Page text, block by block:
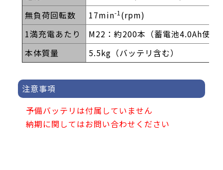
無負荷回転数
17min-1 (rpm)
1満充電あたり
M22：約200本（蓄電池4.0Ah使用
本体質量
5.5kg（バッテリ含む）
注意事項
予備バッテリは付属していません
納期に関してはお問い合わせください